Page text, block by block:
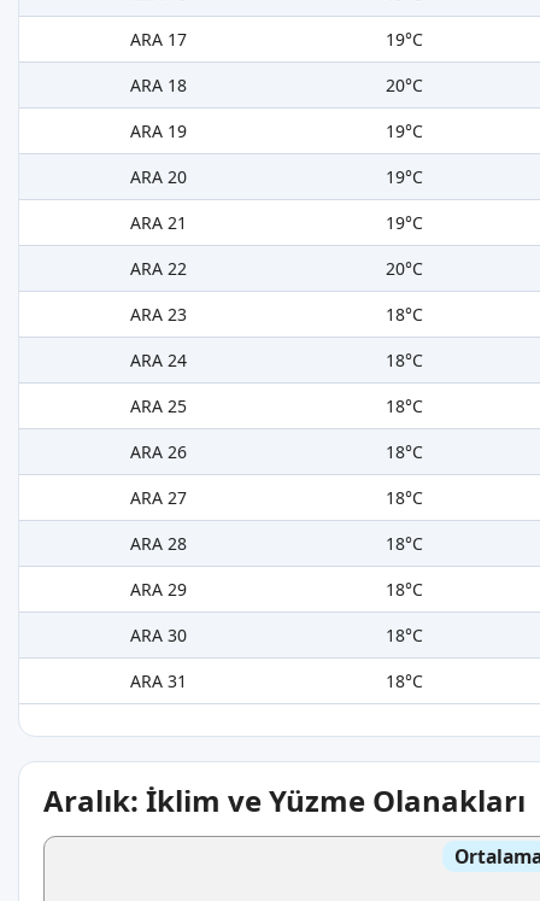
ARA 17
19°C
ARA 18
20°C
ARA 19
19°C
ARA 20
19°C
ARA 21
19°C
ARA 22
20°C
ARA 23
18°C
ARA 24
18°C
ARA 25
18°C
ARA 26
18°C
ARA 27
18°C
ARA 28
18°C
ARA 29
18°C
ARA 30
18°C
ARA 31
18°C
Aralık: İklim ve Yüzme Olanakları
Ortalama